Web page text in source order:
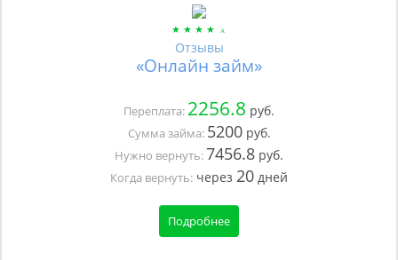
Отзывы
«Онлайн займ»
Переплата: 2256.8 руб.
Сумма займа: 5200руб.
Нужно вернуть:7456.8 руб.
Когда вернуть: через 20 дней
Подробнее